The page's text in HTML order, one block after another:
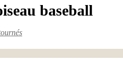
baseball